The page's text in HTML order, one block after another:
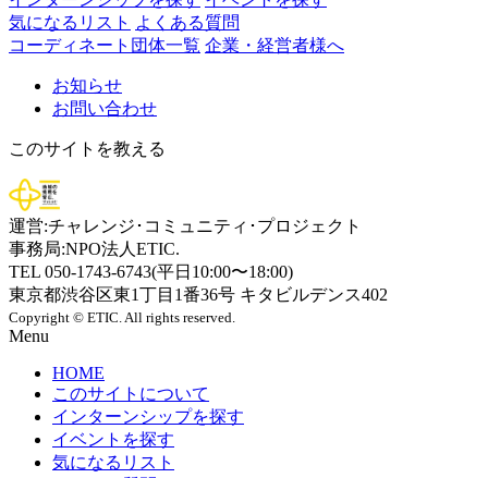
気になるリスト よくある質問
コーディネート団体一覧 企業・経営者様へ
お知らせ
お問い合わせ
このサイトを教える
運営:チャレンジ･コミュニティ･プロジェクト
事務局:NPO法人ETIC.
TEL 050-1743-6743(平日10:00〜18:00)
東京都渋谷区東1丁目1番36号 キタビルデンス402
Copyright © ETIC. All rights reserved.
Menu
HOME
このサイトについて
インターンシップを探す
イベントを探す
気になるリスト